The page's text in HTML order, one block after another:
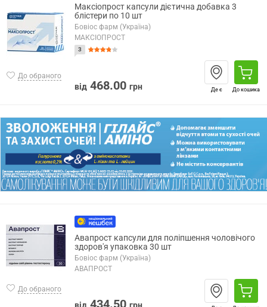
До обраного
Максіопрост капсули дієтична добавка 3
блістери по 10 шт
Бовіос фарм (Україна)
МАКСІОПРОСТ
3
від 468.00 грн Де є До кошика
До обраного
Авапрост капсули для поліпшення чоловічого
здоров'я упаковка 30 шт
Бовіос фарм (Україна)
АВАПРОСТ
від 434.50 грн